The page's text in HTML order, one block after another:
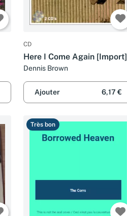
CD
Here I Come Again [Import]
Dennis Brown
Ajouter 6,17 €
Très bon